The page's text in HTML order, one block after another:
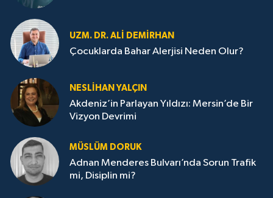
UZM. DR. ALI DEMİRHAN
Çocuklarda Bahar Alerjisi Neden Olur?
NESLIHAN YALÇIN
Akdeniz’in Parlayan Yıldızı: Mersin’de Bir
Vizyon Devrimi
MÜSLÜM DORUK
Adnan Menderes Bulvarı’nda Sorun Trafik
mi, Disiplin mi?